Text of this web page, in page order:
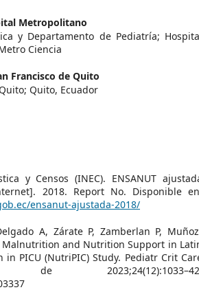
Metropolitano
y Departamento de Pediatría;
Ciencia
Francisco de Quito
Quito, Ecuador
y Censos (INEC). ENSANUT
2018. Report No. Disponible
ensanut-ajustada-2018/
A, Zárate P, Zamberlan P,
Malnutrition and Nutrition Support in
PICU (NutriPIC) Study. Pediatr Crit